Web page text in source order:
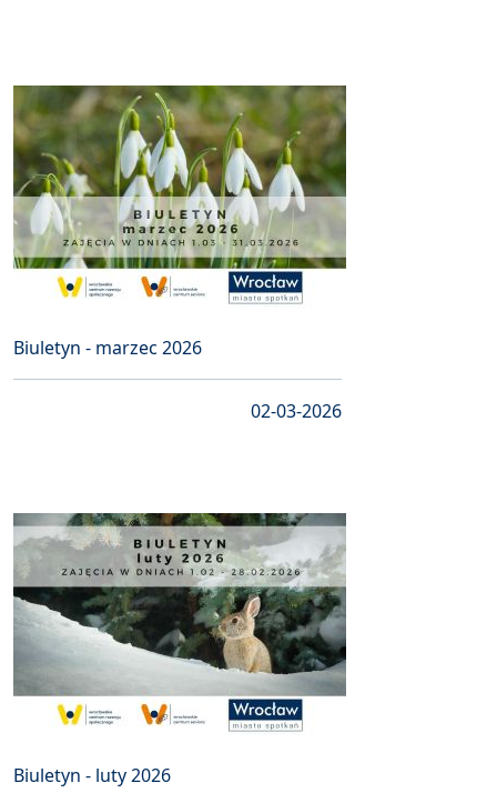
Biuletyn - marzec 2026
02-03-2026
Biuletyn - luty 2026